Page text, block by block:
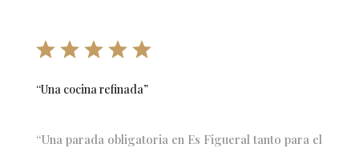
“Una cocina refinada”
“Una parada obligatoria en Es Figueral tanto para el